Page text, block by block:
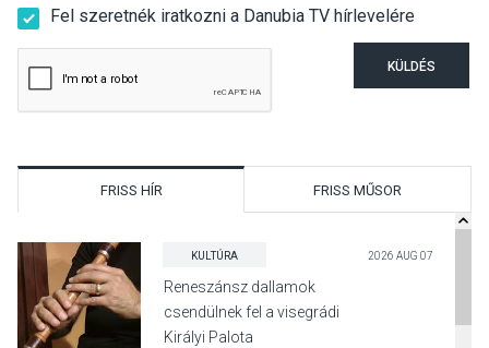
Fel szeretnék iratkozni a Danubia TV hírlevelére
KÜLDÉS
FRISS HÍR FRISS MŰSOR
KULTÚRA 2026 AUG 07
Reneszánsz dallamok
csendülnek fel a visegrádi
Királyi Palota